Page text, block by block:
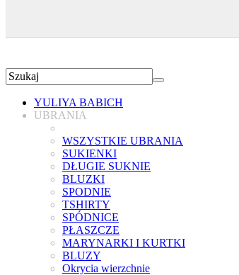
YULIYA BABICH
UBRANIA
WSZYSTKIE UBRANIA
SUKIENKI
DŁUGIE SUKNIE
BLUZKI
SPODNIE
TSHIRTY
SPÓDNICE
PŁASZCZE
MARYNARKI I KURTKI
BLUZY
Okrycia wierzchnie